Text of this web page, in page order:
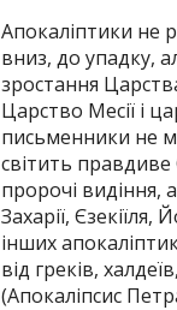
Апокаліптики не
вниз, до упадку,
зростання
Царство Месії і
письменники не
світить
пророчі видіння,
Захарії,
інших
від греків,
(Апокаліпсис